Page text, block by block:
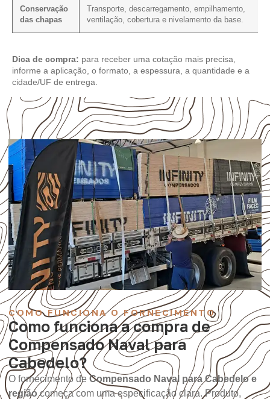
Conservação
das chapas
Transporte, descarregamento, empilhamento,
ventilação, cobertura e nivelamento da base.
Dica de compra: para receber uma cotação mais precisa,
informe a aplicação, o formato, a espessura, a quantidade e a
cidade/UF de entrega.
COMO FUNCIONA O FORNECIMENTO
Como funciona a compra de
Compensado Naval para
Cabedelo?
O fornecimento de Compensado Naval para Cabedelo e
regiãocomeça com uma especificação clara. Produto,